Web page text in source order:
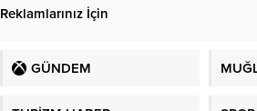
Reklamlarınız İçin
GÜNDEM